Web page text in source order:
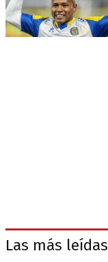
Las más leídas